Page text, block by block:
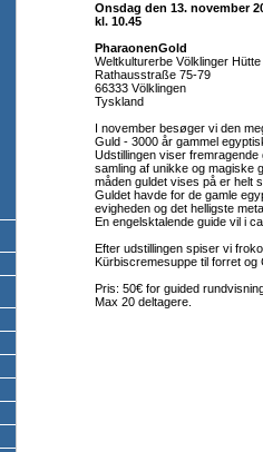
Onsdag den 13. november
kl. 10.45
PharaonenGold
Weltkulturerbe Völklinger Hütte
Rathausstraße 75-79
66333 Völklingen
Tyskland
I november besøger vi den
Guld - 3000 år gammel
Udstillingen viser
samling af unikke og magiske
måden guldet vises på er helt
Guldet havde for de gamle
evigheden og det helligste
En engelsktalende guide vil i
Efter udstillingen spiser vi
Kürbiscremesuppe til forret og
Pris: 50€ for guided
Max 20 deltagere.